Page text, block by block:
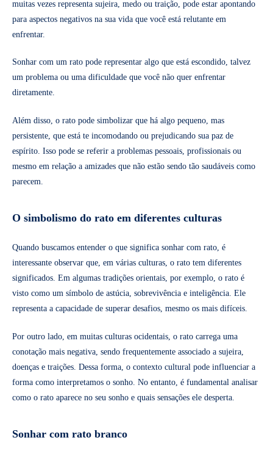
muitas vezes representa sujeira, medo ou traição, pode estar apontando
para aspectos negativos na sua vida que você está relutante em
enfrentar.
Sonhar com um rato pode representar algo que está escondido, talvez
um problema ou uma dificuldade que você não quer enfrentar
diretamente.
Além disso, o rato pode simbolizar que há algo pequeno, mas
persistente, que está te incomodando ou prejudicando sua paz de
espírito. Isso pode se referir a problemas pessoais, profissionais ou
mesmo em relação a amizades que não estão sendo tão saudáveis como
parecem.
O simbolismo do rato em diferentes culturas
Quando buscamos entender o que significa sonhar com rato, é
interessante observar que, em várias culturas, o rato tem diferentes
significados. Em algumas tradições orientais, por exemplo, o rato é
visto como um símbolo de astúcia, sobrevivência e inteligência. Ele
representa a capacidade de superar desafios, mesmo os mais difíceis.
Por outro lado, em muitas culturas ocidentais, o rato carrega uma
conotação mais negativa, sendo frequentemente associado a sujeira,
doenças e traições. Dessa forma, o contexto cultural pode influenciar a
forma como interpretamos o sonho. No entanto, é fundamental analisar
como o rato aparece no seu sonho e quais sensações ele desperta.
Sonhar com rato branco